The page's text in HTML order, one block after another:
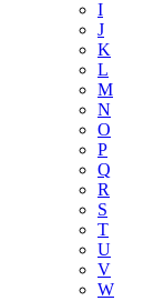
I
J
K
L
M
N
O
P
Q
R
S
T
U
V
W